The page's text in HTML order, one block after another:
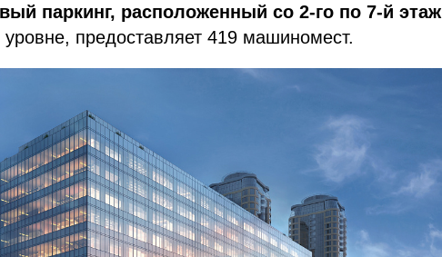
паркинг, расположенный со 2-го по 7-й этаж
предоставляет 419 машиномест.​